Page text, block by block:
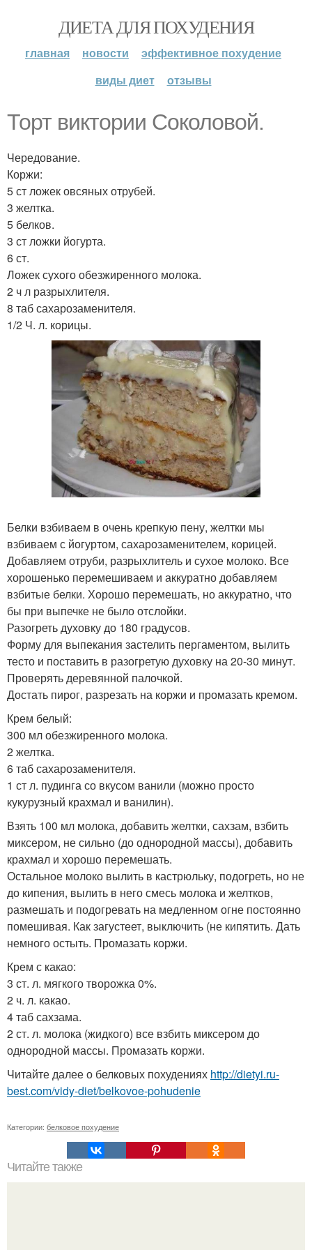
ДИЕТА ДЛЯ ПОХУДЕНИЯ
главная новости
эффективное похудение
виды диет
отзывы
Торт виктории Соколовой.
Чередование.
Коржи:
5 ст ложек овсяных отрубей.
3 желтка.
5 белков.
3 ст ложки йогурта.
6 ст.
Ложек сухого обезжиренного молока.
2 ч л разрыхлителя.
8 таб сахарозаменителя.
1/2 Ч. л. корицы.
Белки взбиваем в очень крепкую пену, желтки мы
взбиваем с йогуртом, сахарозаменителем, корицей.
Добавляем отруби, разрыхлитель и сухое молоко. Все
хорошенько перемешиваем и аккуратно добавляем
взбитые белки. Хорошо перемешать, но аккуратно, что
бы при выпечке не было отслойки.
Разогреть духовку до 180 градусов.
Форму для выпекания застелить пергаментом, вылить
тесто и поставить в разогретую духовку на 20-30 минут.
Проверять деревянной палочкой.
Достать пирог, разрезать на коржи и промазать кремом.
Крем белый:
300 мл обезжиренного молока.
2 желтка.
6 таб сахарозаменителя.
1 ст л. пудинга со вкусом ванили (можно просто
кукурузный крахмал и ванилин).
Взять 100 мл молока, добавить желтки, сахзам, взбить
миксером, не сильно (до однородной массы), добавить
крахмал и хорошо перемешать.
Остальное молоко вылить в кастрюльку, подогреть, но не
до кипения, вылить в него смесь молока и желтков,
размешать и подогревать на медленном огне постоянно
помешивая. Как загустеет, выключить (не кипятить. Дать
немного остыть. Промазать коржи.
Крем с какао:
3 ст. л. мягкого творожка 0%.
2 ч. л. какао.
4 таб сахзама.
2 ст. л. молока (жидкого) все взбить миксером до
однородной массы. Промазать коржи.
Читайте далее о белковых похудениях http://dietyi.ru-
best.com/vidy-diet/belkovoe-pohudenie
Категории: белковое похудение
Читайте также